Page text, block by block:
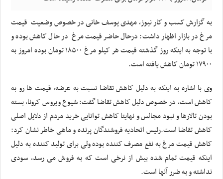
به گزارش کسب و کار نیوز، مهدی یوسف خانی در خصوص وضعیت قیمت
مرغ در بازار اظهار داشت: درحال حاضر قیمت مرغ در حال کاهش بوده و
با توجه به اینکه روز گذشته قیمت هر کیلو مرغ ۱۸۵۰۰ تومان بوده امروز به
۱۷۹۰۰ تومان کاهش یافته است.
وی با اشاره به اینکه به دلیل کاهش تقاضا نسبت به عرضه، قیمت ها رو به
کاهش است، در خصوص دلیل کاهش تقاضا گفت: شیوع ویروس کرونا، بسته
بودن تالارها و نبود مجالس و نهایتا کاهش توانایی خرید مردم از دلایل اصلی
کاهش تقاضا است.رئیس اتحادیه فروشندگان پرنده و ماهی خاطر نشان کرد:
کاهش قیمت مرغ به نفع مصرف کننده بوده ولی برای تولید کننده به دلیل
اینکه قیمت تمام شده بیش از نرخی است که به فروش می رسد، سودی
نداشته و به ضرر آنها است.